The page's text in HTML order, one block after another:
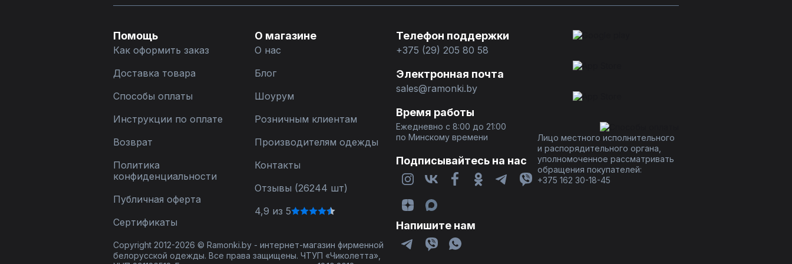
Помощь
Как оформить заказ
Доставка товара
Способы оплаты
Инструкции по оплате
Возврат
Политика
конфиденциальности
Публичная оферта
Сертификаты
О магазине
О нас
Блог
Шоурум
Розничным клиентам
Производителям одежды
Контакты
Отзывы (26244 шт)
4,9 из 5
Телефон поддержки
+375 (29) 205 80 58
Электронная почта
sales@ramonki.by
Время работы
Ежедневно с 8:00 до 21:00
по Минскому времени
Подписывайтесь на нас
Напишите нам
Лицо местного исполнительного
и распорядительного органа,
уполномоченное рассматривать
обращения покупателей:
+375 162 30-18-45
Copyright 2012-2026 © Ramonki.by - интернет-магазин фирменной
белорусской одежды. Все права защищены. ЧТУП «Чиколетта»,